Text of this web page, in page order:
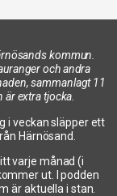
kommun.
och andra
sammanlagt 11
extra tjocka.
i veckan släpper ett
Härnösand.
varje månad (i
ut. I podden
är aktuella i stan.